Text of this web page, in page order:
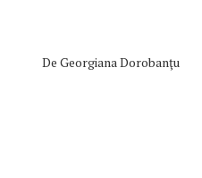
De Georgiana Dorobanţu